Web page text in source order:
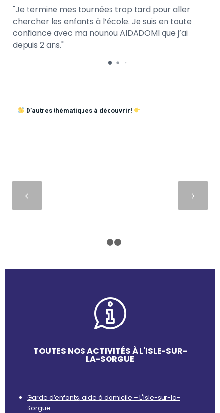
Je termine mes tournées trop tard pour aller
chercher les enfants à l’école. Je suis en toute
confiance avec ma nounou AIDADOMI que j’ai
depuis 2 ans.
D’autres thématiques à découvrir!
TOUTES NOS ACTIVITÉS À L'ISLE-SUR-
LA-SORGUE
Garde d’enfants, aide à domicile – L'Isle-sur-la-
Sorgue